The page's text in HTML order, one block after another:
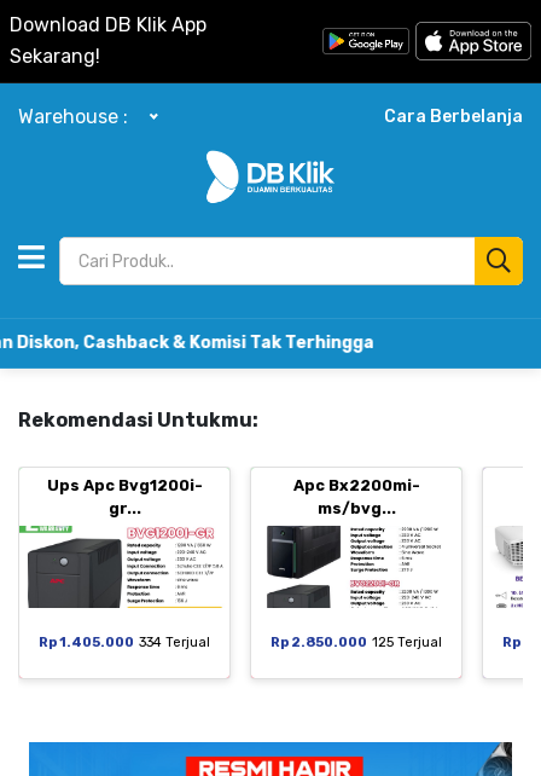
Download DB Klik App
Sekarang!
Warehouse : Cara Berbelanja
Cashback & Komisi Tak Terhingga
Rekomendasi Untukmu:
Ups Apc Bvg1200i-
gr...
Rp 1.405.000 334 Terjual
Apc Bx2200mi-
ms/bvg...
Rp 2.850.000 125 Terjual Rp